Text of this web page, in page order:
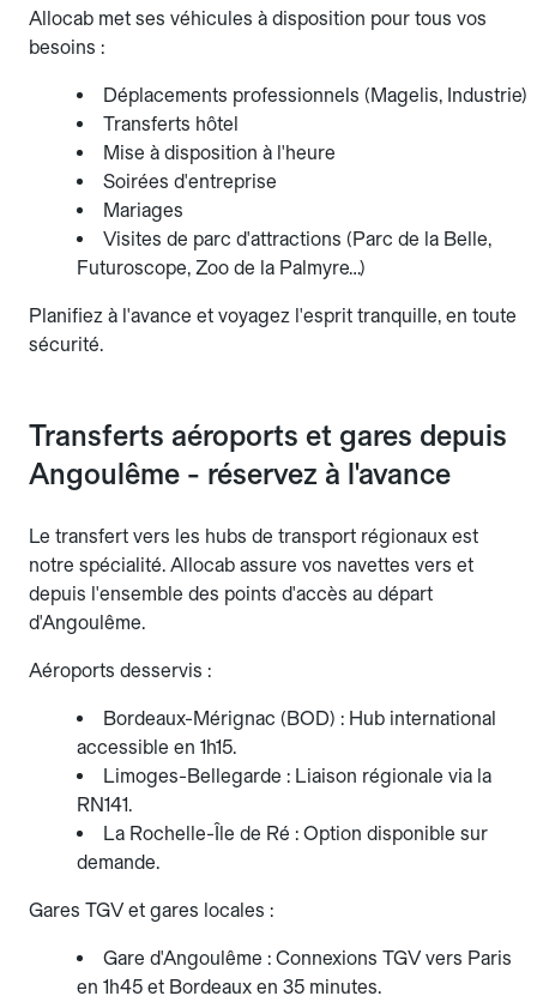
Allocab met ses véhicules à disposition pour tous vos
besoins :
Déplacements professionnels (Magelis, Industrie)
Transferts hôtel
Mise à disposition à l'heure
Soirées d'entreprise
Mariages
Visites de parc d'attractions (Parc de la Belle,
Futuroscope, Zoo de la Palmyre…)
Planifiez à l'avance et voyagez l'esprit tranquille, en toute
sécurité.
Transferts aéroports et gares depuis
Angoulême - réservez à l'avance
Le transfert vers les hubs de transport régionaux est
notre spécialité. Allocab assure vos navettes vers et
depuis l'ensemble des points d'accès au départ
d'Angoulême.
Aéroports desservis :
Bordeaux-Mérignac (BOD) : Hub international
accessible en 1h15.
Limoges-Bellegarde : Liaison régionale via la
RN141.
La Rochelle-Île de Ré : Option disponible sur
demande.
Gares TGV et gares locales :
Gare d'Angoulême : Connexions TGV vers Paris
en 1h45 et Bordeaux en 35 minutes.